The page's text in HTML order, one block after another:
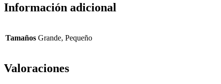
Información adicional
Tamaños Grande, Pequeño
Valoraciones